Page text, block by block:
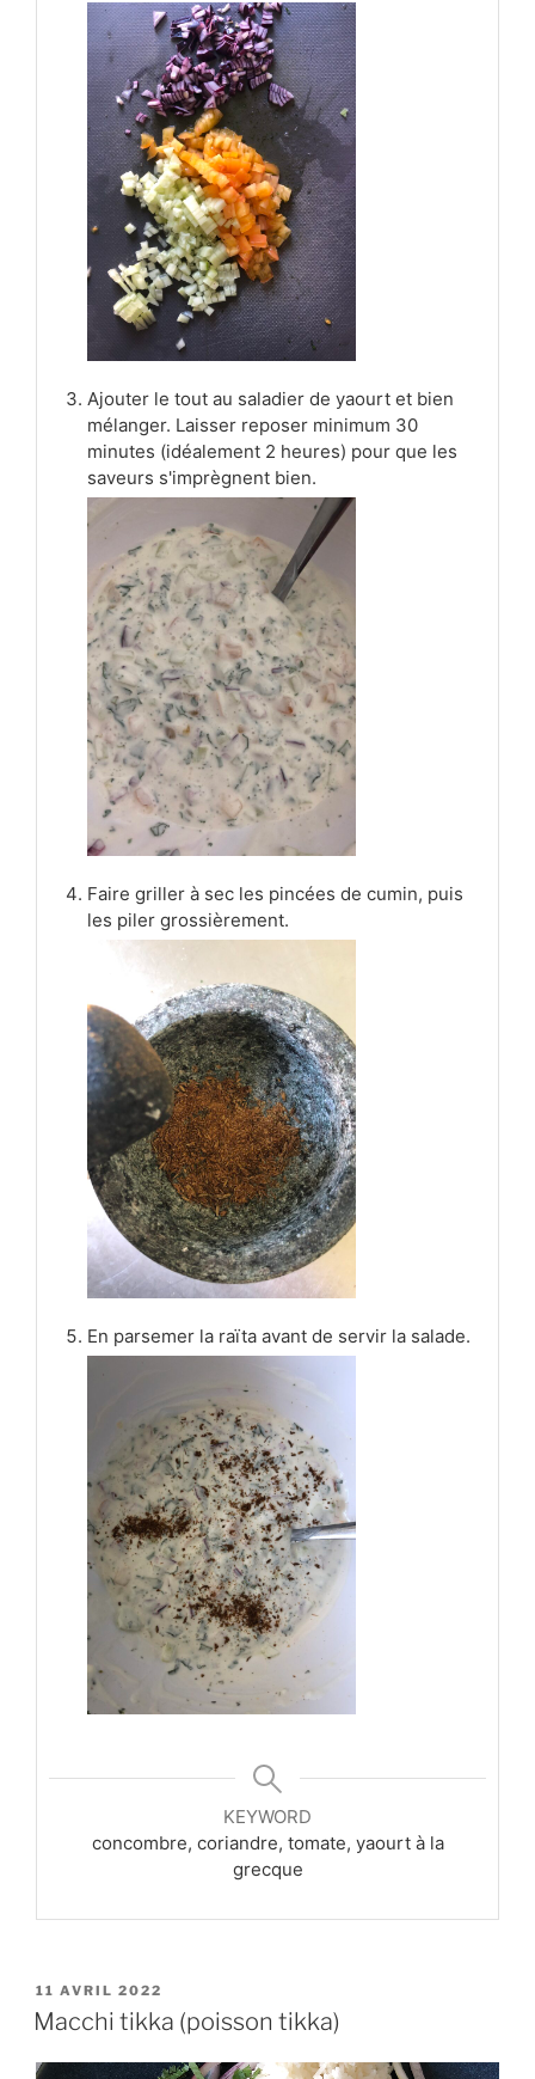
Ajouter le tout au saladier de yaourt et bien
mélanger. Laisser reposer minimum 30
minutes (idéalement 2 heures) pour que les
saveurs s'imprègnent bien.
Faire griller à sec les pincées de cumin, puis
les piler grossièrement.
En parsemer la raïta avant de servir la salade.
KEYWORD
concombre, coriandre, tomate, yaourt à la
grecque
PUBLIÉ
LE
11 AVRIL 2022
Macchi tikka (poisson tikka)